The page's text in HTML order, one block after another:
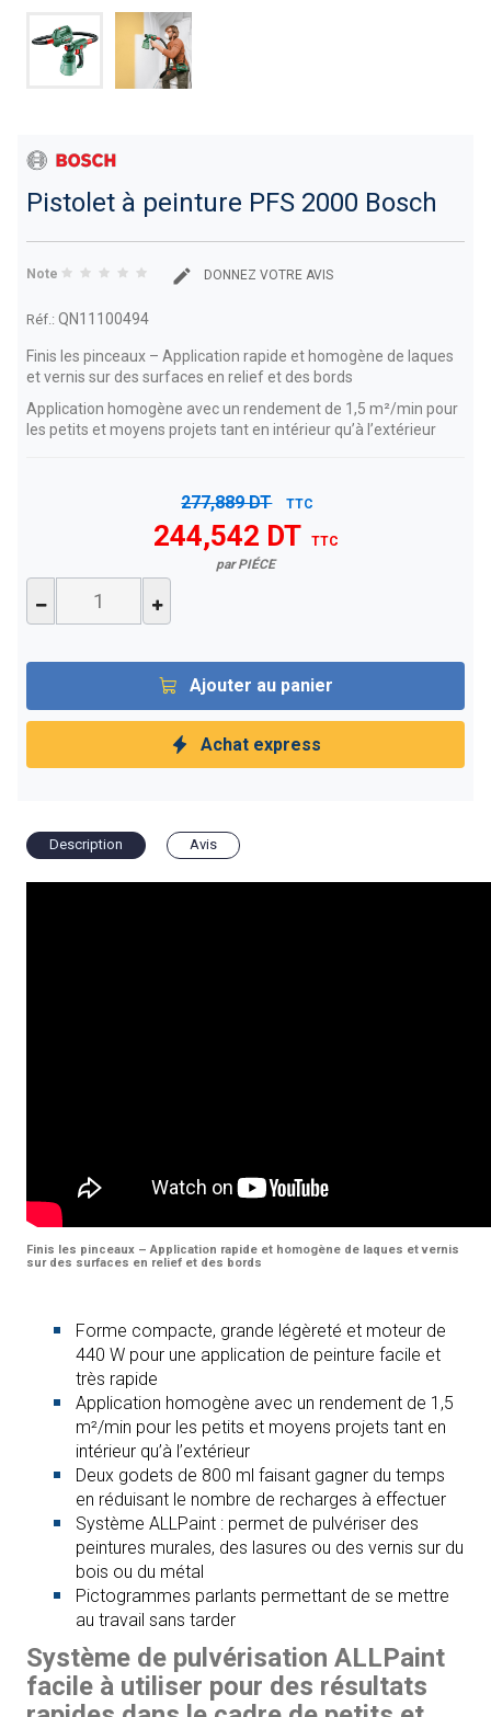
Pistolet à peinture PFS 2000 Bosch
Note DONNEZ VOTRE AVIS
Réf.: QN11100494
Finis les pinceaux – Application rapide et homogène de laques
et vernis sur des surfaces en relief et des bords
Application homogène avec un rendement de 1,5 m²/min pour
les petits et moyens projets tant en intérieur qu’à l’extérieur
277,889 DT TTC
244,542 DT
TTC
par PIÉCE
Ajouter au panier
Achat express
Description Avis
Finis les pinceaux – Application rapide et homogène de laques et vernis
sur des surfaces en relief et des bords
Forme compacte, grande légèreté et moteur de
440 W pour une application de peinture facile et
très rapide
Application homogène avec un rendement de 1,5
m²/min pour les petits et moyens projets tant en
intérieur qu’à l’extérieur
Deux godets de 800 ml faisant gagner du temps
en réduisant le nombre de recharges à effectuer
Système ALLPaint : permet de pulvériser des
peintures murales, des lasures ou des vernis sur du
bois ou du métal
Pictogrammes parlants permettant de se mettre
au travail sans tarder
Système de pulvérisation ALLPaint
facile à utiliser pour des résultats